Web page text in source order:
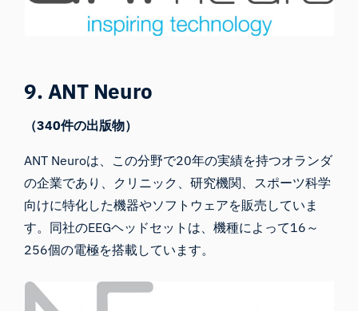
9. ANT Neuro
（340件の出版物）
ANT Neuroは、この分野で20年の実績を持つオランダ
の企業であり、クリニック、研究機関、スポーツ科学
向けに特化した機器やソフトウェアを販売していま
す。同社のEEGヘッドセットは、機種によって16～
256個の電極を搭載しています。